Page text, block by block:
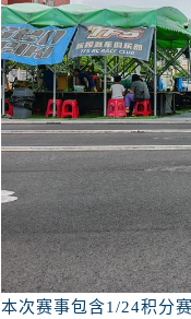
本次赛事包含1/24积分